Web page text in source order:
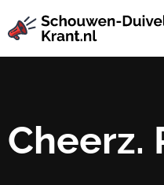
Cheerz.